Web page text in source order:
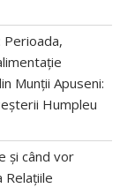
Perioada,
Munții Apuseni:
Humpleu
și când vor
Relațiile